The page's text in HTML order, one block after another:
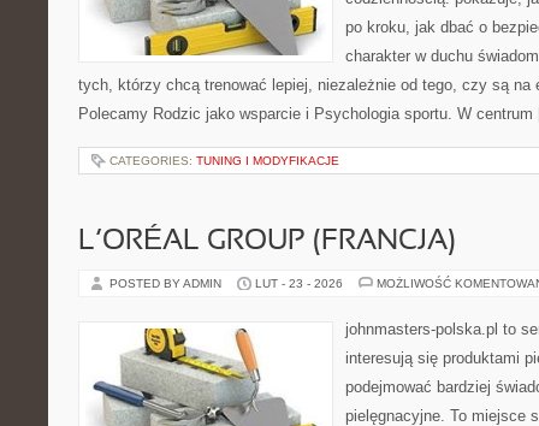
po kroku, jak dbać o
charakter w duchu
tych, którzy chcą trenować lepiej, niezależnie od tego, czy są na
Polecamy Rodzic jako wsparcie i Psychologia sportu. W
CATEGORIES: TUNING I MODYFIKACJE
L’ORÉAL GROUP (FRANCJA)
POSTED BY ADMIN LUT - 23 - 2026 MOŻLIWOŚĆ
johnmasters-polska.pl to
interesują się produktami
podejmować bardziej
pielęgnacyjne. To miejsce